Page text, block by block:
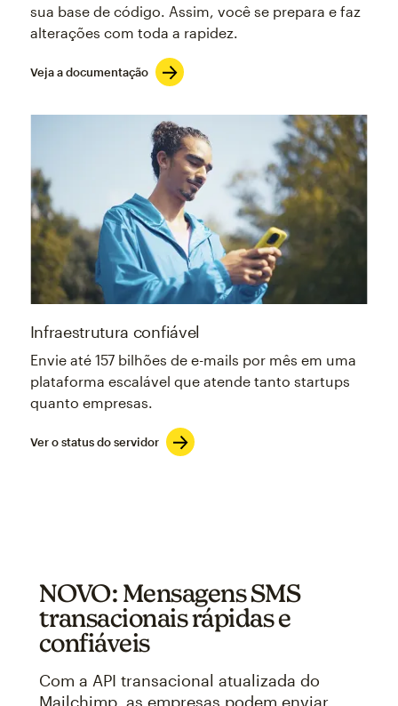
sua base de código. Assim, você se prepara e faz
alterações com toda a rapidez.
Veja a documentação
Infraestrutura confiável
Envie até 157 bilhões de e-mails por mês em uma
plataforma escalável que atende tanto startups
quanto empresas.
Ver o status do servidor
NOVO: Mensagens SMS
transacionais rápidas e
confiáveis
Com a API transacional atualizada do
Mailchimp, as empresas podem enviar